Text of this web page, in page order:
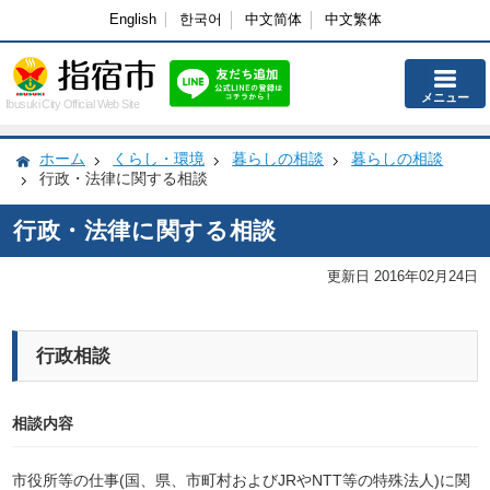
English 한국어 中文简体 中文繁体
Ibusuki City Official Web Site メニュー
ホーム くらし・環境 暮らしの相談
暮らしの相談
行政・法律に関する相談
行政・法律に関する相談
更新日 2016年02月24日
行政相談
相談内容
市役所等の仕事(国、県、市町村およびJRやNTT等の特殊法人)に関